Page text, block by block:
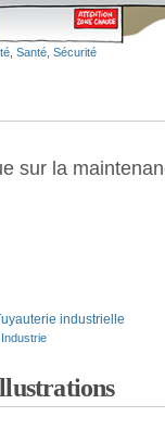
Santé Sécurité
sur la
Industrie